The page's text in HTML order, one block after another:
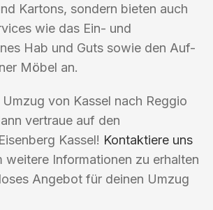
Kartons, sondern bieten auch
wie das Ein- und
Hab und Guts sowie den Auf-
Möbel an.
von Kassel nach Reggio
vertraue auf den
Kassel! Kontaktiere uns
weitere Informationen zu erhalten
Angebot für deinen Umzug